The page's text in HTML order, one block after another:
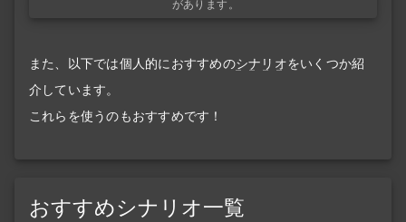
があります。
また、以下では個人的におすすめのシナリオをいくつか紹
介しています。
これらを使うのもおすすめです！
おすすめシナリオ一覧